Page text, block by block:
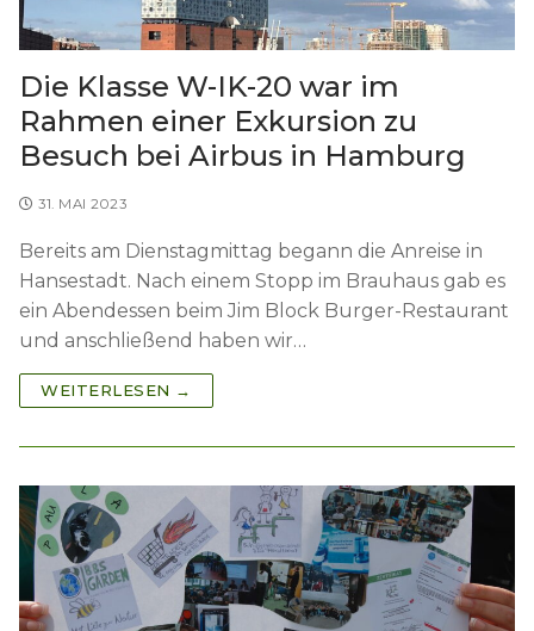
Die Klasse W-IK-20 war im
Rahmen einer Exkursion zu
Besuch bei Airbus in Hamburg
31. MAI 2023
Bereits am Dienstagmittag begann die Anreise in
Hansestadt. Nach einem Stopp im Brauhaus gab es
ein Abendessen beim Jim Block Burger-Restaurant
und anschließend haben wir…
WEITERLESEN →